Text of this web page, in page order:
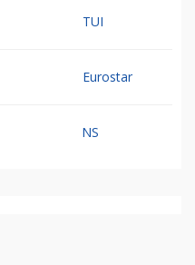
TUI
Eurostar
NS